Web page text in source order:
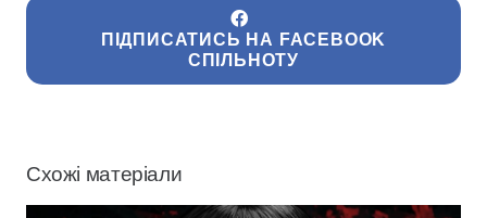
ПІДПИСАТИСЬ НА FACEBOOK
СПІЛЬНОТУ
Схожі матеріали